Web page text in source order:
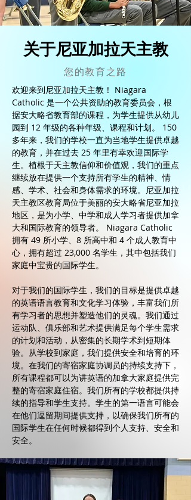
关于尼亚加拉天主教
您的教育之路
欢迎来到尼亚加拉天主教！ Niagara
Catholic 是一个公共资助的教育委员会，根
据安大略省教育部的课程，为学生提供从幼儿
园到 12 年级的各种年级、课程和计划。 150
多年来，我们的学校一直为当地学生提供卓越
的教育，并在过去 25 年里有幸欢迎国际学
生。植根于天主教信仰和价值观，我们的重点
继续放在提供一个支持所有学生的精神、情
感、学术、社会和身体需求的环境。尼亚加拉
天主教区教育局位于美丽的安大略省尼亚加拉
地区，是为小学、中学和成人学习者提供加拿
大和国际教育的领导者。 Niagara Catholic
拥有 49 所小学、8 所高中和 4 个成人教育中
心，拥有超过 23,000 名学生，其中包括我们
家庭中宝贵的国际学生。
对于我们的国际学生，我们的目标是提供卓越
的英语语言教育和文化学习体验，丰富我们所
有学习者的思想并塑造他们的灵魂。我们通过
运动队、俱乐部和艺术提供满足每个学生需求
的计划和活动，从密集的长期学术到短期体
验。从学校到家庭，我们提供安全和培育的环
境。在我们的寄宿家庭协调员的持续支持下，
所有课程都可以为讲英语的加拿大家庭提供完
整的寄宿家庭住宿。我们所有的学校都提供持
续的指导和学生支持。学生的第一语言可能会
在他们逗留期间提供支持，以确保我们所有的
国际学生在任何时候都得到个人支持、安全和
安全。